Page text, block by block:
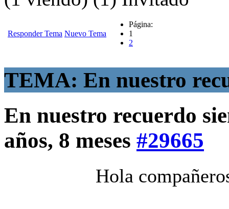
Responder Tema Nuevo Tema
Página:
1
2
TEMA: En nuestro
En nuestro recuerdo
años, 8 meses #29665
Hola